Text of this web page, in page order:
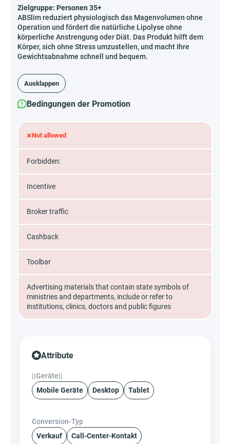
Zielgruppe: Personen 35+
ABSlim reduziert physiologisch das Magenvolumen ohne
Operation und fördert die natürliche Lipolyse ohne
körperliche Anstrengung oder Diät. Das Produkt hilft dem
Körper, sich ohne Stress umzustellen, und macht Ihre
Gewichtsabnahme schnell und bequem.
Ausklappen
Bedingungen der Promotion
×Not allowed
Forbidden:
Incentive
Broker traffic
Cashback
Toolbar
Advertising materials that contain state symbols of
ministries and departments, include or refer to
institutions, clinics, doctors and public figures
Attribute
||Geräte||
Mobile Geräte
Desktop Tablet
Conversion-Typ
Verkauf
Call-Center-Kontakt